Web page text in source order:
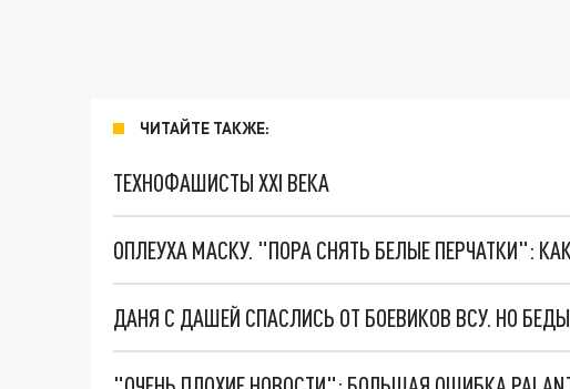
ЧИТАЙТЕ ТАКЖЕ:
ТЕХНОФАШИСТЫ XXI ВЕКА
ОПЛЕУХА МАСКУ. "ПОРА СНЯТЬ БЕЛЫЕ ПЕРЧАТКИ":
ДАНЯ С ДАШЕЙ СПАСЛИСЬ ОТ БОЕВИКОВ ВСУ. НО